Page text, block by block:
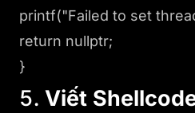
printf("Failed to set
return nullptr;
}
5. Viết